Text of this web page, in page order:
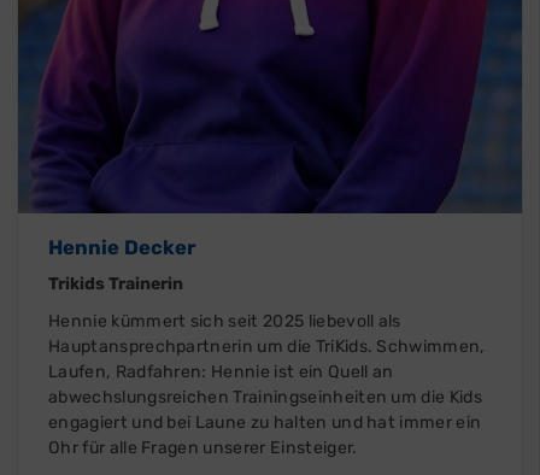
Hennie Decker
Trikids Trainerin
Hennie kümmert sich seit 2025 liebevoll als
Hauptansprechpartnerin um die TriKids. Schwimmen,
Laufen, Radfahren: Hennie ist ein Quell an
abwechslungsreichen Trainingseinheiten um die Kids
engagiert und bei Laune zu halten und hat immer ein
Ohr für alle Fragen unserer Einsteiger.